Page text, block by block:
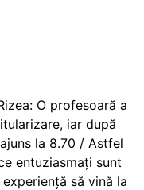
O profesoară a
iar după
la 8.70 / Astfel
entuziasmați sunt
să vină la